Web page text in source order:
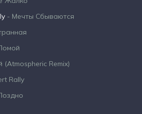
- Мечты Сбываются
(Atmospheric Remix)
Rally